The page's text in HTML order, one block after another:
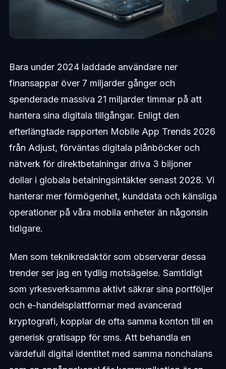
Bara under 2024 laddade användare ner
finansappar över 7 miljarder gånger och
spenderade massiva 21 miljarder timmar på att
hantera sina digitala tillgångar. Enligt den
efterlängtade rapporten Mobile App Trends 2026
från Adjust, förväntas digitala plånböcker och
nätverk för direktbetalningar driva 3 biljoner
dollar i globala betalningsintäkter senast 2028. Vi
hanterar mer förmögenhet, kunddata och känsliga
operationer på våra mobila enheter än någonsin
tidigare.
Men som teknikredaktör som observerar dessa
trender ser jag en tydlig motsägelse. Samtidigt
som yrkesverksamma aktivt säkrar sina portföljer
och e-handelsplattformar med avancerad
kryptografi, kopplar de ofta samma konton till en
generisk gratisapp för sms. Att behandla en
värdefull digital identitet med samma nonchalans